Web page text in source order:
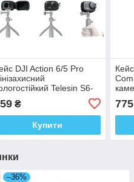
DJI Action 6/5 Pro
Telesin S6-
₴
Купити
775
–36%